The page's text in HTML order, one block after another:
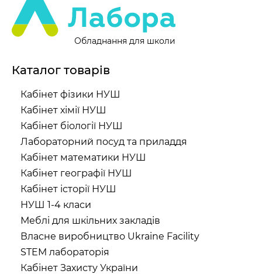
Обладнання для школи
Каталог товарів
Кабінет фізики НУШ
Кабінет хімії НУШ
Кабінет біології НУШ
Лабораторний посуд та приладдя
Кабінет математики НУШ
Кабінет географії НУШ
Кабінет історії НУШ
НУШ 1-4 класи
Меблі для шкільних закладів
Власне виробництво Ukraine Facility
STEM лабораторія
Кабінет Захисту України